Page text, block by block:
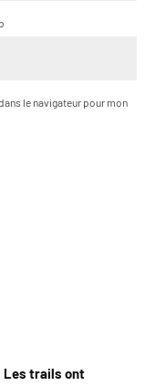
le navigateur pour mon
Les trails ont